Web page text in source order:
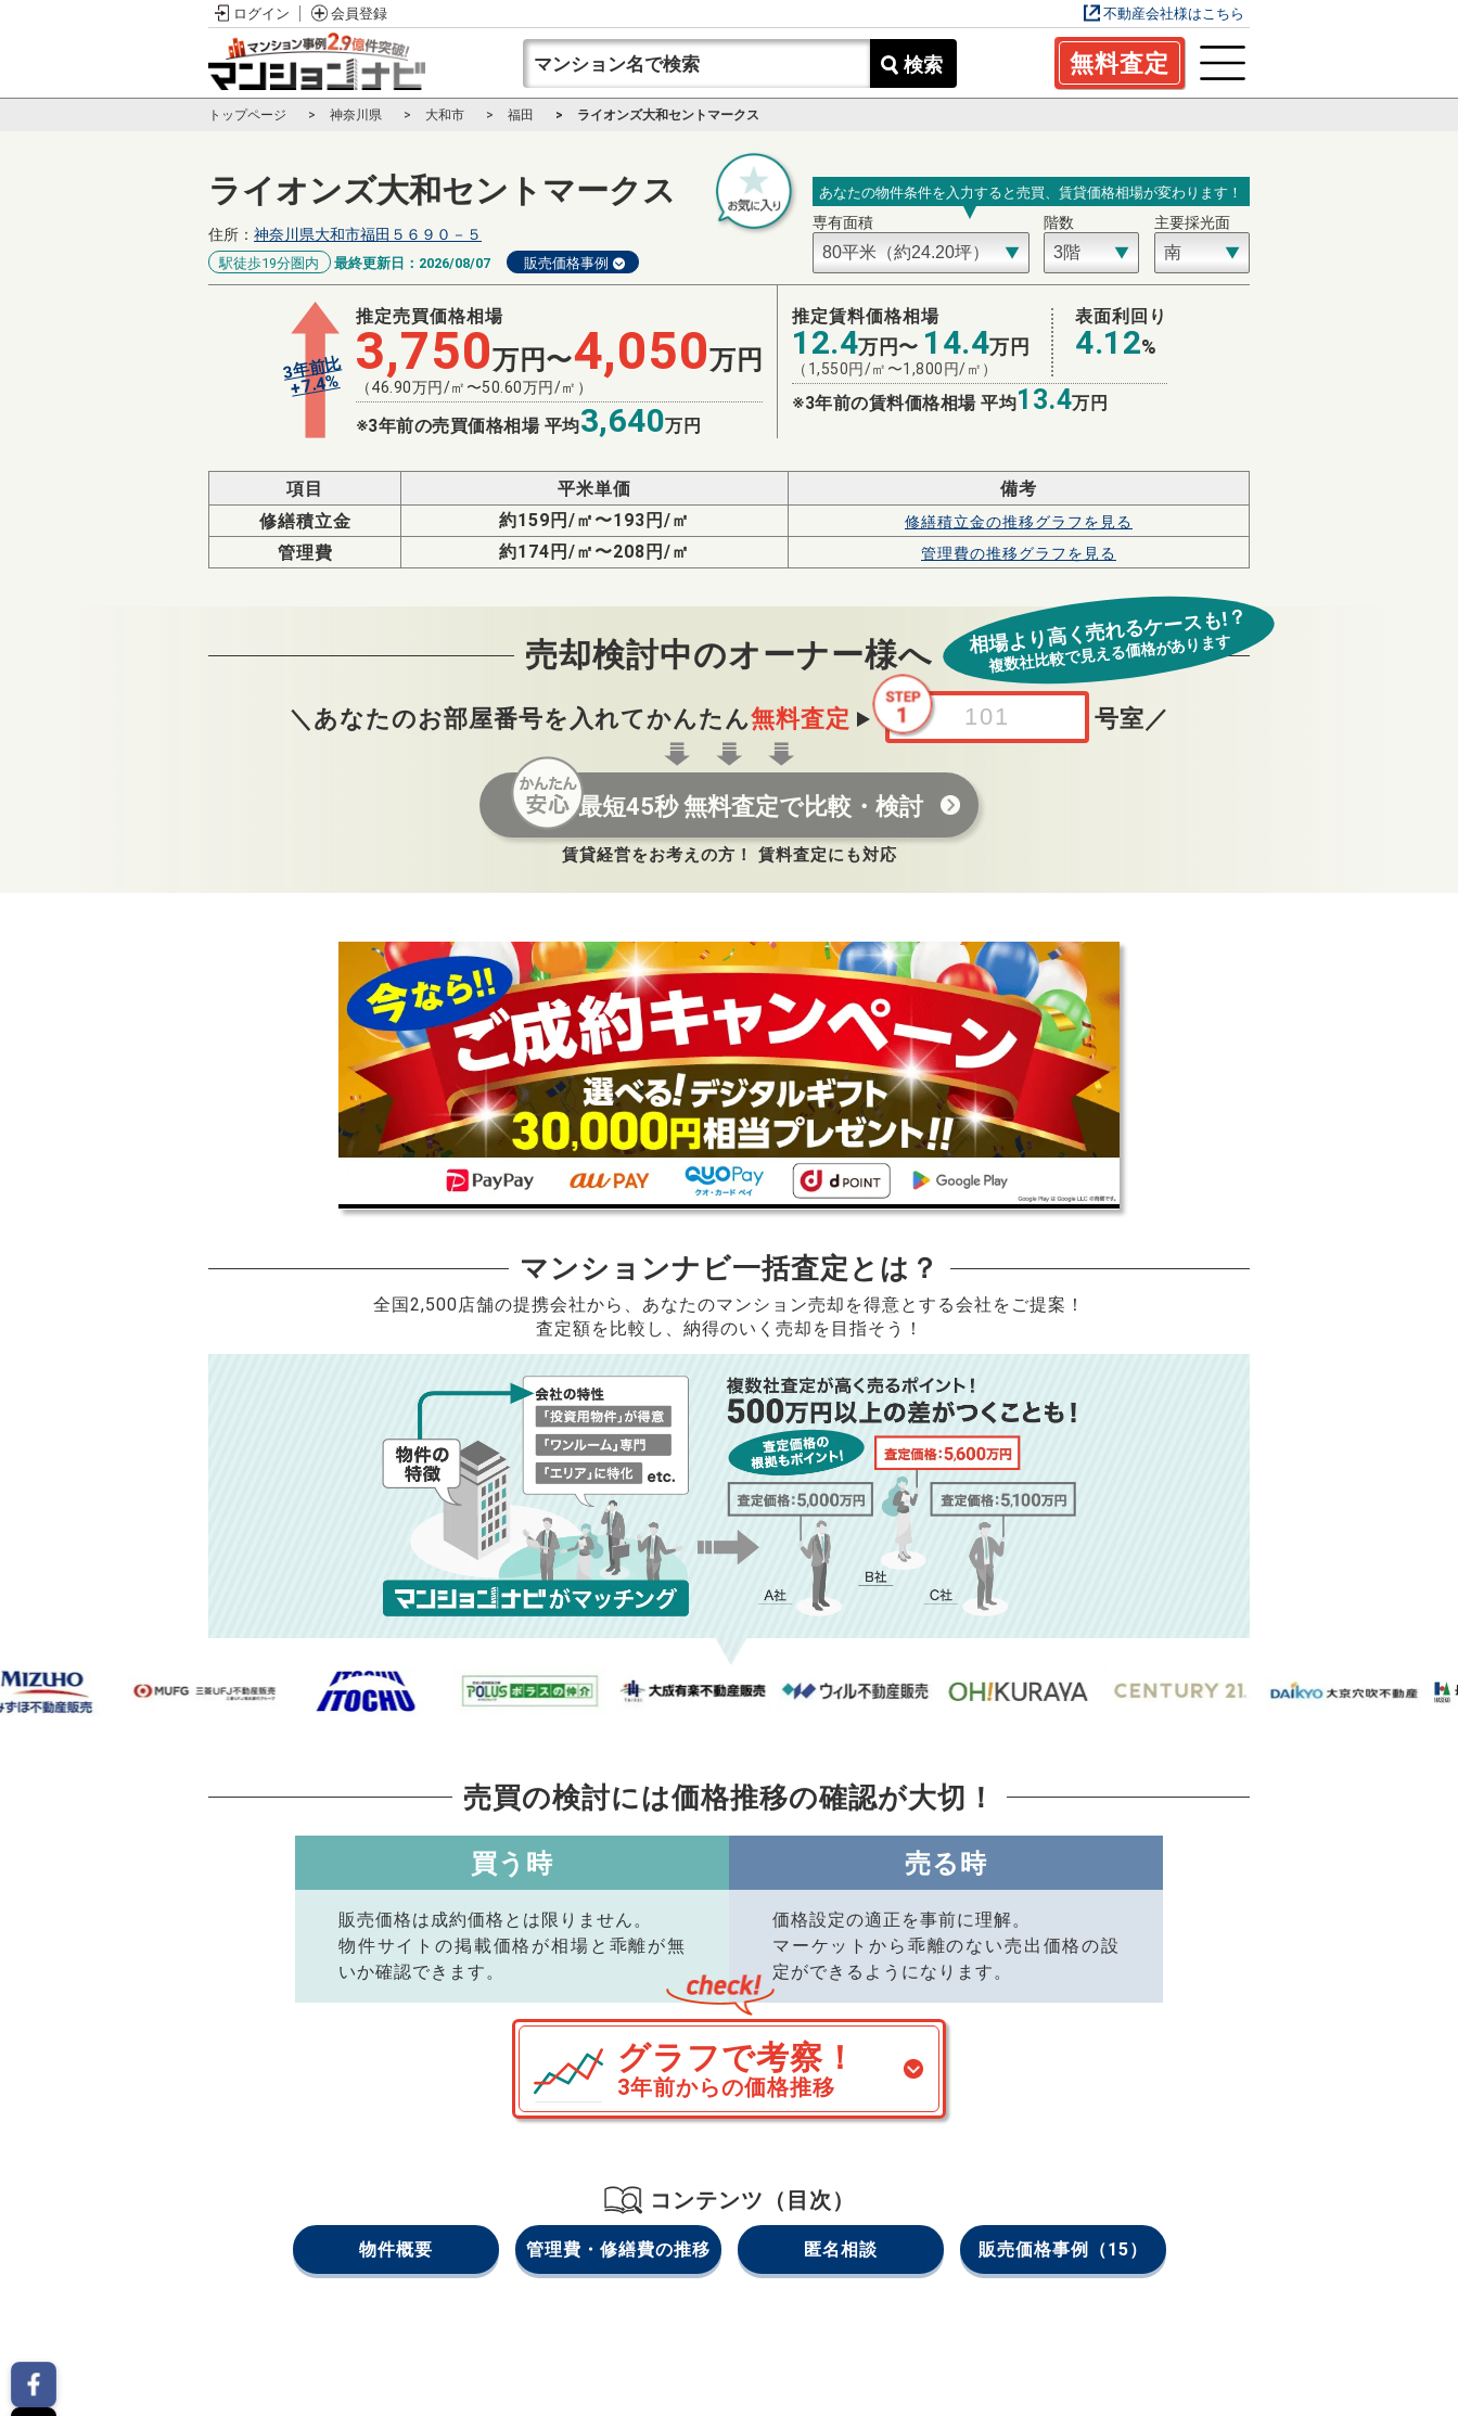
ログイン 会員登録 不動産会社様はこちら
検索 無料査定
トップページ 神奈川県 大和市 福田 ライオンズ大和セントマークス
ライオンズ大和セントマークス
住所： 神奈川県大和市福田５６９０－５
駅徒歩19分圏内 最終更新日： 2026/08/07 販売価格事例
あなたの物件条件を入力すると売買、賃貸価格相場が変わります！
専有面積 階数 主要採光面
3年前比
+7.4%
推定売買価格相場
3,750万円〜4,050万円
（46.90万円/㎡〜50.60万円/㎡）
※3年前の売買価格相場 平均3,640万円
推定賃料価格相場
12.4万円〜 14.4万円
（ 1,550円/㎡〜1,800 円/㎡）
表面利回り
4.12%
※3年前の賃料価格相場 平均13.4万円
項目 平米単価
備考
修繕積立金
約159円/㎡〜193円/㎡ 修繕積立金の推移グラフを見る
管理費 約174円/㎡〜208円/㎡ 管理費の推移グラフを見る
売却検討中のオーナー様へ
＼あなたのお部屋番号を入れてかんたん無料査定 号室 ／
最短45秒 無料査定で比較・検討
相場より高く売れるケースも!？
複数社比較で見える価格があります
賃貸経営をお考えの方！ 賃料査定にも対応
マンションナビ一括査定とは？
全国2,500店舗の提携会社から、 あなたのマンション売却を得意とする会社をご提案！
査定額を比較し、納得のいく売却を目指そう！
売買の検討には価格推移の確認が大切！
買う時
販売価格は成約価格とは限りません。
物件サイトの掲載価格が相場と乖離が無
いか確認できます。
売る時
価格設定の適正を事前に理解。
マーケットから乖離のない売出価格の設
定ができるようになります。
グラフで考察！
3年前からの価格推移
コンテンツ（目次）
物件概要 管理費・修繕費の推移 匿名相談 販売価格事例 （15）